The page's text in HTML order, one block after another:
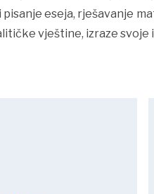
eseja, rješavanje
vještine, izraze